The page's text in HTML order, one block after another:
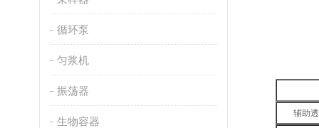
循环泵
匀浆机
振荡器
生物容器
辅助